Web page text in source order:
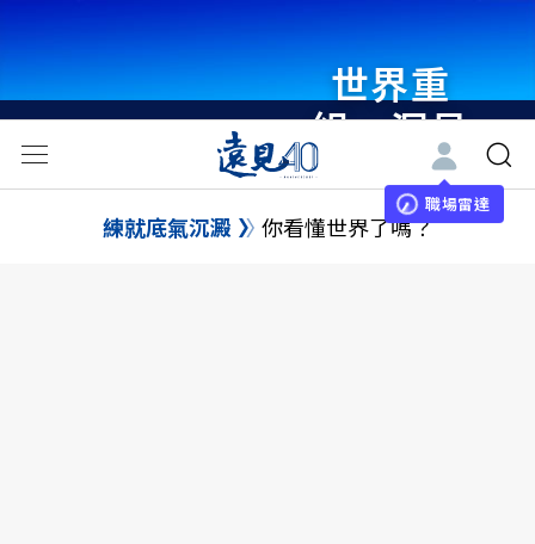
世界重
組・洞見
未來 與
世界領袖
職場雷達
練就底氣沉澱 你看懂世界了嗎？